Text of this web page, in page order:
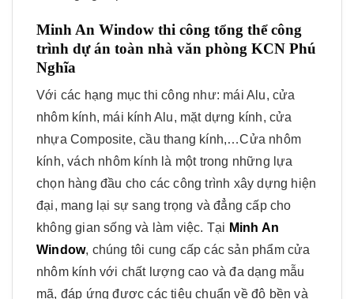
Minh An Window thi công tổng thể công
trình dự án toàn nhà văn phòng KCN Phú
Nghĩa
Với các hạng mục thi công như: mái Alu, cửa
nhôm kính, mái kính Alu, mặt dựng kính, cửa
nhựa Composite, cầu thang kính,…Cửa nhôm
kính, vách nhôm kính là một trong những lựa
chọn hàng đầu cho các công trình xây dựng hiện
đại, mang lại sự sang trọng và đẳng cấp cho
không gian sống và làm việc. Tại Minh An
Window, chúng tôi cung cấp các sản phẩm cửa
nhôm kính với chất lượng cao và đa dạng mẫu
mã, đáp ứng được các tiêu chuẩn về độ bền và